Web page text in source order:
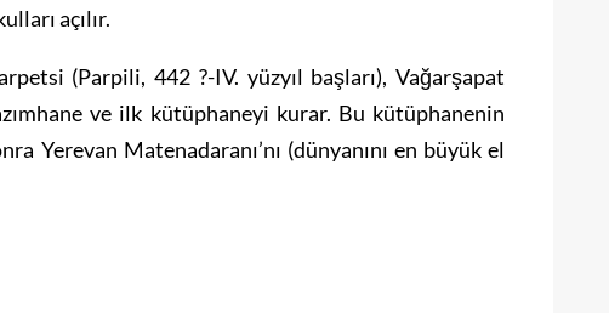
açılır.
(Parpili, 442 ?-IV. yüzyıl başları), Vağarşapat
ve ilk kütüphaneyi kurar. Bu kütüphanenin
Yerevan Matenadaranı’nı (dünyanını en büyük el